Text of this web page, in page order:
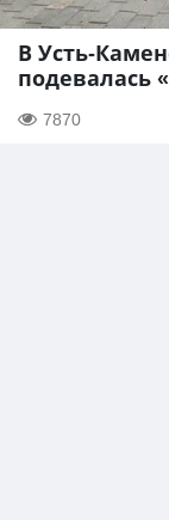
В Усть-
подевалась
7870